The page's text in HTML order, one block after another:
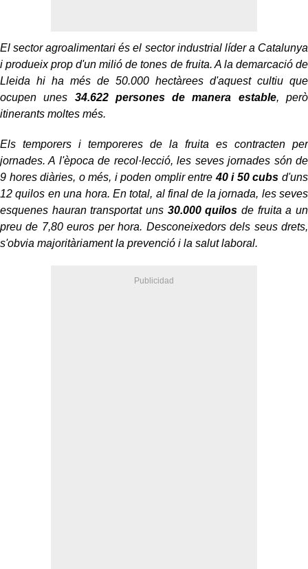
El sector agroalimentari és el sector industrial líder a Catalunya
i produeix prop d'un milió de tones de fruita. A la demarcació de
Lleida hi ha més de 50.000 hectàrees d'aquest cultiu que
ocupen unes 34.622 persones de manera estable, però
itinerants moltes més.
Els temporers i temporeres de la fruita es contracten per
jornades. A l'època de recol·lecció, les seves jornades són de
9 hores diàries, o més, i poden omplir entre40 i 50 cubs d'uns
12 quilos en una hora. En total, al final de la jornada, les seves
esquenes hauran transportat uns 30.000 quilos de fruita a un
preu de 7,80 euros per hora. Desconeixedors dels seus drets,
s'obvia majoritàriament la prevenció i la salut laboral.